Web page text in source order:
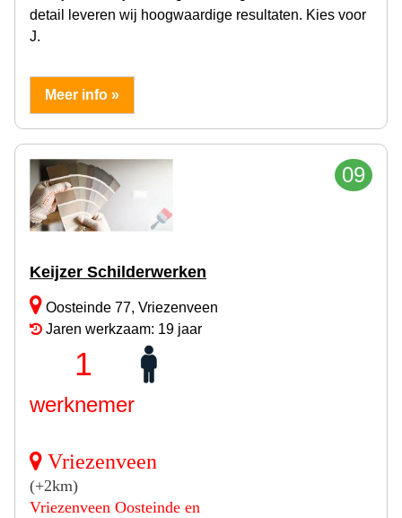
detail leveren wij hoogwaardige resultaten. Kies voor
J.
Meer info »
09
Keijzer Schilderwerken
Oosteinde 77, Vriezenveen
Jaren werkzaam: 19 jaar
1
werknemer
Vriezenveen
(+2km)
Vriezenveen Oosteinde en